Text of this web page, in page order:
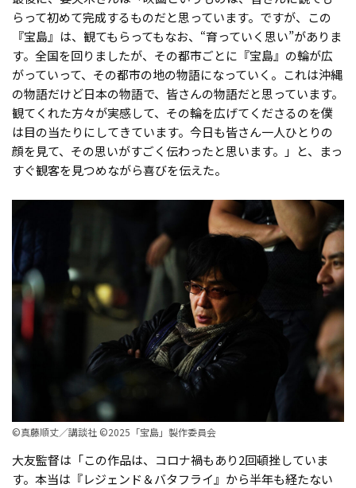
らって初めて完成するものだと思っています。ですが、この
『宝島』は、観てもらってもなお、“育っていく思い”がありま
す。全国を回りましたが、その都市ごとに『宝島』の輪が広
がっていって、その都市の地の物語になっていく。これは沖縄
の物語だけど日本の物語で、皆さんの物語だと思っています。
観てくれた方々が実感して、その輪を広げてくださるのを僕
は目の当たりにしてきています。今日も皆さん一人ひとりの
顔を見て、その思いがすごく伝わったと思います。」と、まっ
すぐ観客を見つめながら喜びを伝えた。
©真藤順丈／講談社 ©2025「宝島」製作委員会
大友監督は「この作品は、コロナ禍もあり2回頓挫していま
す。本当は『レジェンド＆バタフライ』から半年も経たない